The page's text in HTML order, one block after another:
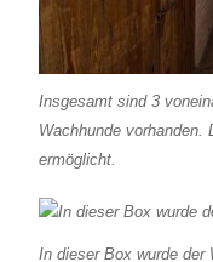
Insgesamt sind 3
Wachhunde vorhanden.
ermöglicht.
In dieser Box wurde der